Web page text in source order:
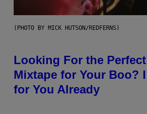
(PHOTO BY MICK HUTSON/REDFERNS)
Looking For the
Mixtape for Your Boo?
for You Already